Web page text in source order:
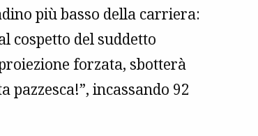
più basso della carriera:
cospetto del suddetto
forzata, sbotterà
incassando 92